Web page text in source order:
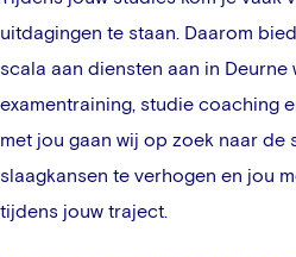
uitdagingen te staan. Daarom
scala aan diensten aan in Deurne
examentraining, studie coaching
met jou gaan wij op zoek naar de
slaagkansen te verhogen en jou
tijdens jouw traject.